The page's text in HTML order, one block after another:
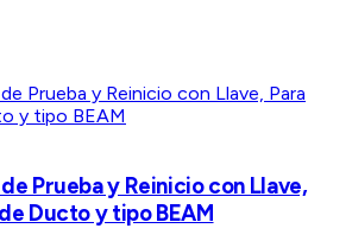
Prueba y Reinicio con Llave,
Ducto y tipo BEAM